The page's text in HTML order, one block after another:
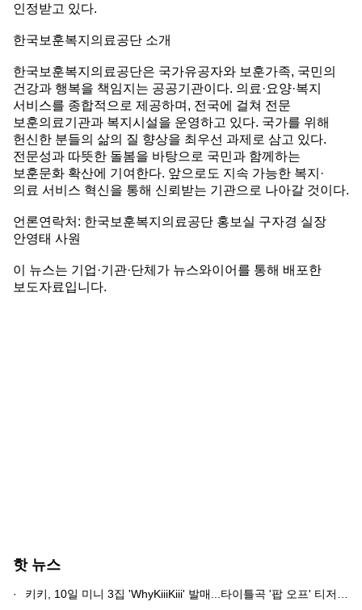
인정받고 있다.
한국보훈복지의료공단 소개
한국보훈복지의료공단은 국가유공자와 보훈가족, 국민의
건강과 행복을 책임지는 공공기관이다. 의료·요양·복지
서비스를 종합적으로 제공하며, 전국에 걸쳐 전문
보훈의료기관과 복지시설을 운영하고 있다. 국가를 위해
헌신한 분들의 삶의 질 향상을 최우선 과제로 삼고 있다.
전문성과 따뜻한 돌봄을 바탕으로 국민과 함께하는
보훈문화 확산에 기여한다. 앞으로도 지속 가능한 복지·
의료 서비스 혁신을 통해 신뢰받는 기관으로 나아갈 것이다.
언론연락처: 한국보훈복지의료공단 홍보실 구자경 실장
안영태 사원
이 뉴스는 기업·기관·단체가 뉴스와이어를 통해 배포한
보도자료입니다.
핫 뉴스
·
키키, 10일 미니 3집 'WhyKiiiKiii' 발매...타이틀곡 '팝 오프' 티저 공개